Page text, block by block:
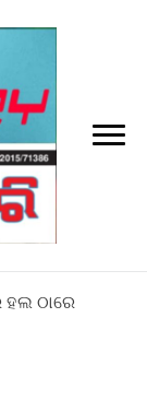
ଠାରେ